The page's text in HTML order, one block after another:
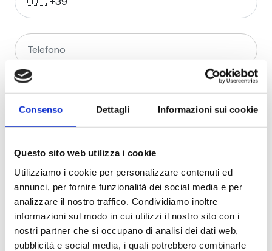
Consenso Dettagli Informazioni sui cookie
Questo sito web utilizza i cookie
Utilizziamo i cookie per personalizzare contenuti ed
annunci, per fornire funzionalità dei social media e per
analizzare il nostro traffico. Condividiamo inoltre
informazioni sul modo in cui utilizzi il nostro sito con i
nostri partner che si occupano di analisi dei dati web,
pubblicità e social media, i quali potrebbero combinarle